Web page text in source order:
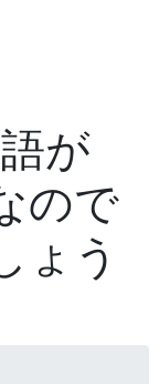
が
ので
ょう